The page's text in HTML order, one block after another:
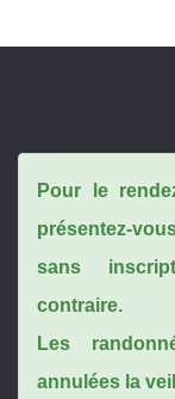
Pour le
présentez-
sans
contraire.
Les
annulées la